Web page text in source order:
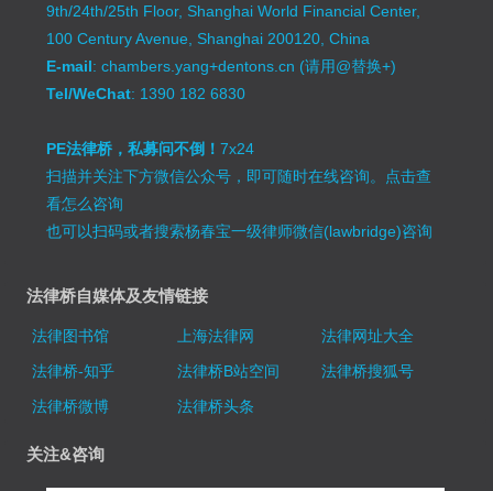
9th/24th/25th Floor, Shanghai World Financial Center,
100 Century Avenue, Shanghai 200120, China
E-mail: chambers.yang+dentons.cn (请用@替换+)
Tel/WeChat: 1390 182 6830
PE法律桥，私募问不倒！7x24
扫描并关注下方微信公众号，即可随时在线咨询。 点击查
看怎么咨询
也可以扫码或者搜索杨春宝一级律师微信(lawbridge)咨询
法律桥自媒体及友情链接
法律图书馆 上海法律网
法律网址大全
法律桥-知乎
法律桥B站空间
法律桥搜狐号
法律桥微博
法律桥头条
关注&咨询